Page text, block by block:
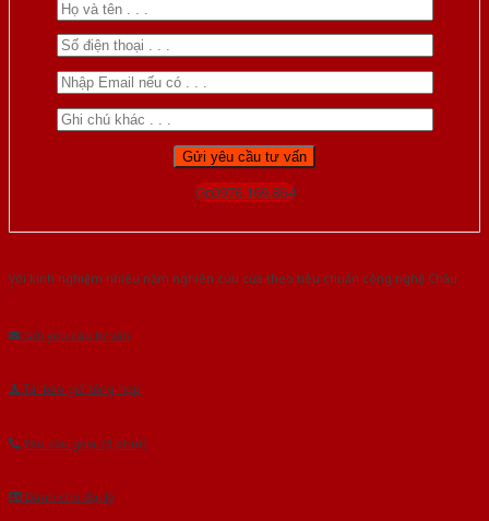
Gọi 0976.169.864
Với kinh nghiệm nhiêu năm nghiên cứu cửa theo tiêu chuẩn công nghệ Châu
Gửi yêu cầu tư vấn
Tải báo giá tổng hợp
Yêu cầu gọi lại (3 phút)
Dành cho đại lý